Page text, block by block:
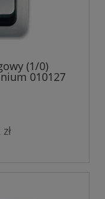
(1/0)
010127